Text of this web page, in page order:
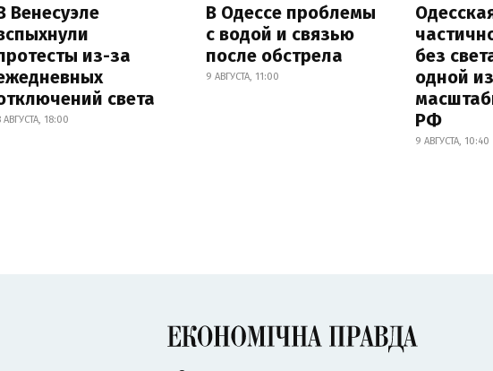
Венесуэле
из-за
света
АВГУСТА, 18:00
В Одессе проблемы
с водой и связью
после обстрела
9 АВГУСТА, 11:00
без
одной
РФ
9 АВГУСТА, 10:40